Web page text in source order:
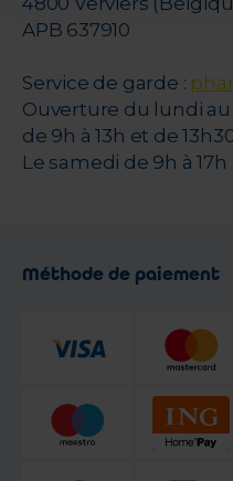
APB 637910
Service de garde :
Ouverture du lundi
de 9h à 13h et de
Le samedi de 9h à 17h
Méthode de paiement